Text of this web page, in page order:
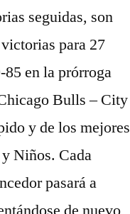
seguidas, son
para 27
en la prórroga
Bulls – City
y de los mejores
Niños. Cada
pasará a